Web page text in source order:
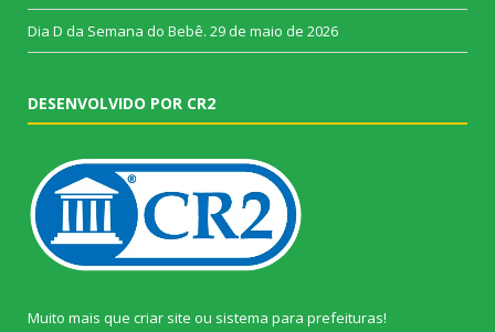
Dia D da Semana do Bebê. 29 de maio de 2026
DESENVOLVIDO POR CR2
Muito mais que criar site ou sistema para prefeituras!